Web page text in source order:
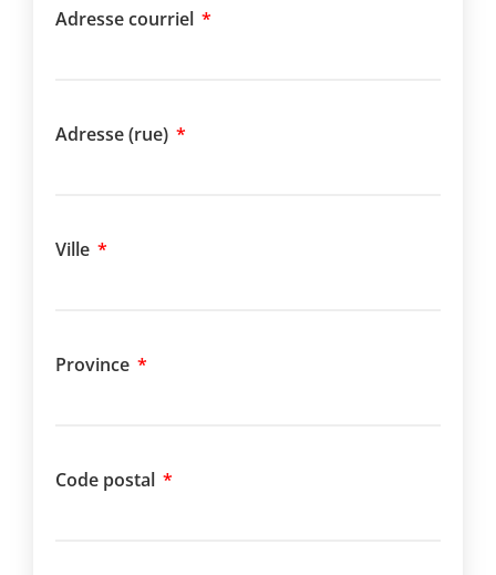
Adresse courriel
Adresse (rue)
Ville
Province
Code postal